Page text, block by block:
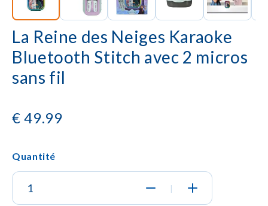
La Reine des Neiges Karaoke
Bluetooth Stitch avec 2 micros
sans fil
€ 49.99
Quantité
|